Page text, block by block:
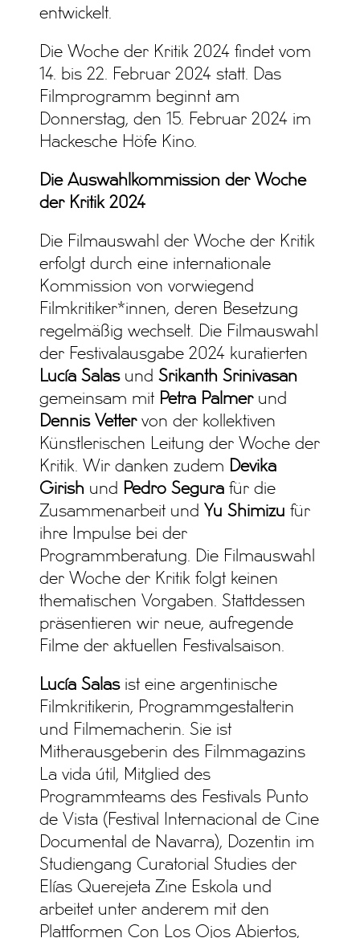
entwickelt.
Die Woche der Kritik 2024 findet vom
14. bis 22. Februar 2024 statt. Das
Filmprogramm beginnt am
Donnerstag, den 15. Februar 2024 im
Hackesche Höfe Kino.
Die Auswahlkommission der Woche
der Kritik 2024
Die Filmauswahl der Woche der Kritik
erfolgt durch eine internationale
Kommission von vorwiegend
Filmkritiker*innen, deren Besetzung
regelmäßig wechselt. Die Filmauswahl
der Festivalausgabe 2024 kuratierten
Lucía SalasundSrikanth Srinivasan
gemeinsam mit Petra Palmerund
Dennis Vettervon der kollektiven
Künstlerischen Leitung der Woche der
Kritik. Wir danken zudem Devika
Girish und Pedro Segura für die
Zusammenarbeit und Yu Shimizu für
ihre Impulse bei der
Programmberatung. Die Filmauswahl
der Woche der Kritik folgt keinen
thematischen Vorgaben. Stattdessen
präsentieren wir neue, aufregende
Filme der aktuellen Festivalsaison.
Lucía Salasist eine argentinische
Filmkritikerin, Programmgestalterin
und Filmemacherin. Sie ist
Mitherausgeberin des Filmmagazins
La vida útil, Mitglied des
Programmteams des Festivals Punto
de Vista (Festival Internacional de Cine
Documental de Navarra), Dozentin im
Studiengang Curatorial Studies der
Elías Querejeta Zine Eskola und
arbeitet unter anderem mit den
Plattformen Con Los Ojos Abiertos,